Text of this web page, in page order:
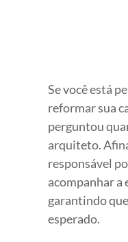
Se você está
reformar sua
perguntou
arquiteto.
responsável
acompanhar a
garantindo
esperado.